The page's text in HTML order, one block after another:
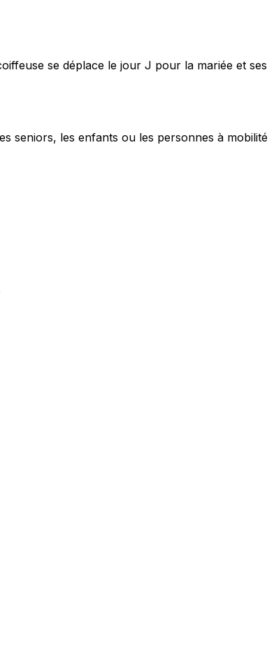
se déplace le jour J pour la mariée et ses
seniors, les enfants ou les personnes à mobilité